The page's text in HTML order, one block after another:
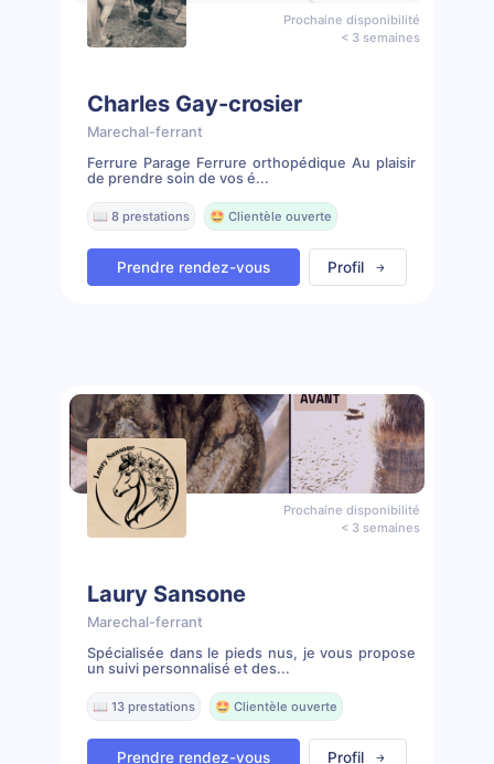
Prochaine disponibilité
< 3 semaines
Charles Gay-crosier
Marechal-ferrant
Ferrure Parage Ferrure orthopédique Au plaisir
de prendre soin de vos é...
📖 8 prestations 🤩 Clientèle ouverte
Prendre rendez-vous Profil
Prochaine disponibilité
< 3 semaines
Laury Sansone
Marechal-ferrant
Spécialisée dans le pieds nus, je vous propose
un suivi personnalisé et des...
📖 13 prestations 🤩 Clientèle ouverte
Prendre rendez-vous Profil